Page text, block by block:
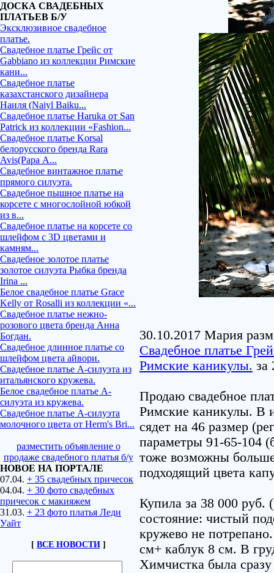
ДОСКА СВАДЕБНЫХ
ПЛАТЬЕВ Б/У
Эксклюзивное свадебное
платье.
Свадебное платье Грейс от
Gabbiano из коллекции Римские
кани...
Свадебное платье
казахстанского дизайнера
Наиля (Naiyl Baiku...
Свадебное платье Haruka от San
Patrick из коллекции «Fashion...
Свадебное платье Korsal
белорусского бренда Rara
Avis(Рара А...
Свадебное винтажное платье
прямого силуэта.
Свадебное пышное платье на
корсете с многослойной юбкой
из в...
Свадебное платье на корсете со
шлейфом с 3D цветами и
камням...
Свадебное золотое платье
золотое силуэта Рыбка бренда
Irina ...
Белое свадебное платье Grace
Kelly от Rosalli из коллекции «...
Свадебное платье нежно-
розового цвета бренда Анна
Богдан.
Свадебное длинное платье со
шлейфом цвета айвори.
Свадебное платье А-силуэта из
итальянского кружева.
Белое свадебное платье А-
силуэта из кружева.
Свадебное платье А-силуэта
молочного цвета от Herm's Bri...
разместить объявление о
продаже свадебного платья б/у
НОВОЕ НА ПОРТАЛЕ
07.04. + 35 свадебных причесок
04.04. + 30 фото свадебных
причесок с макияжем
31.03. + 23 фото платья Леди
Уайт
[ ВСЕ НОВОСТИ]
30.10.2017 Мария
Свадебное платье
Римские каникулы. за
Продаю свадебное
Римские каникулы. В
сядет на 46 размер
параметры 91-65-104
тоже возможны
подходящий цвета
Купила за 38 000 руб.
состояние: чистый
кружево не
см+ каблук 8 см. В
Химчистка была